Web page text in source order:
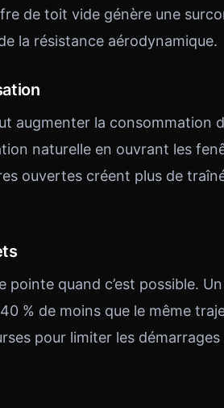
de toit vide génère une
la résistance aérodynamique.
augmenter la consommation
naturelle en ouvrant les
ouvertes créent plus de
pointe quand c’est possible.
% de moins que le même
pour limiter les